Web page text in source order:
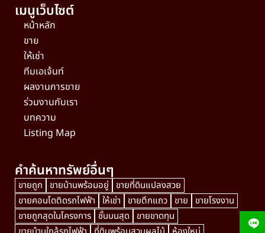
เมนูเว็บไซต์
หน้าหลัก
ขาย
ให้เช่า
ทีมเอเจ้นท์
ผลงานการขาย
ร่วมงานกับเรา
บทความ
Listing Map
คำค้นหาทรัพย์อื่นๆ
ขายถูก ขายบ้านพร้อมอยู่
ขายที่ดินแปลงสวย
ขายคอนโดติดรถไฟฟ้า ให้เช่า ขายตึกแถว ขาย
ขายโรงงาน
ขายถูกสุดในโครงการ ชั้นบนสุด
ขายขาดทุน